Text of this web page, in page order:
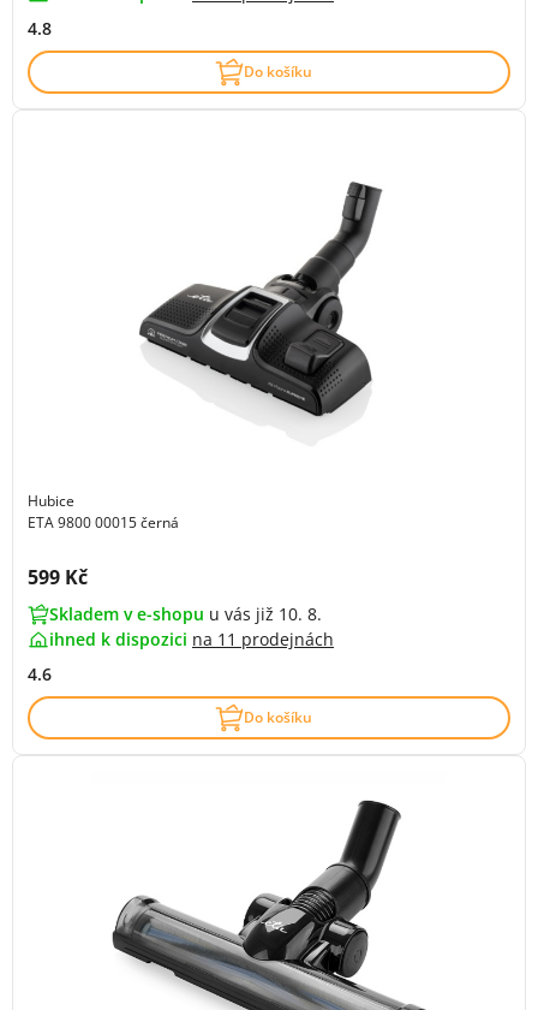
4.8
Do košíku
Hubice
ETA 9800 00015 černá
Cena s DPH:
599 Kč
Skladem v e-shopu u vás již 10. 8.
ihned k dispozici na 11 prodejnách
4.6
Do košíku